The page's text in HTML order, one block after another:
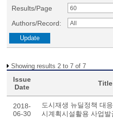
Results/Page
Authors/Record:
Showing results 2 to 7 of 7
Issue
Date
Title
2018-
06-30
도시재생 뉴딜정책 대
시계획시설활용 사업발